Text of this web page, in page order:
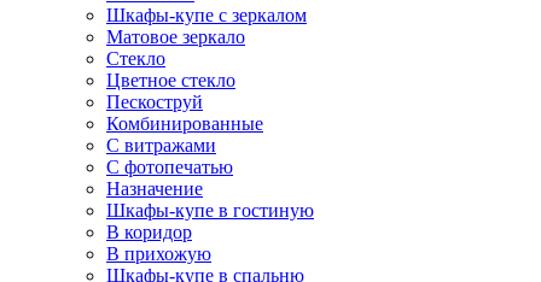
Шкафы-купе с зеркалом
Матовое зеркало
Стекло
Цветное стекло
Пескоструй
Комбинированные
С витражами
С фотопечатью
Назначение
Шкафы-купе в гостиную
В коридор
В прихожую
Шкафы-купе в спальню